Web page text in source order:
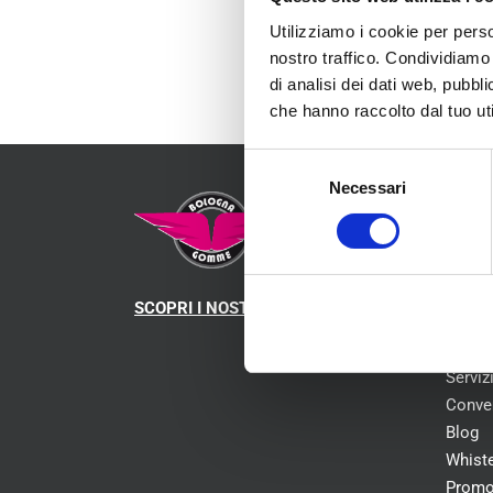
Utilizziamo i cookie per
nostro traffico.
di analisi dei dati web,
che hanno raccolto dal tuo
consenso
Necessari
SCOPRI I NOSTRI CENTRI
Servizi
Blog